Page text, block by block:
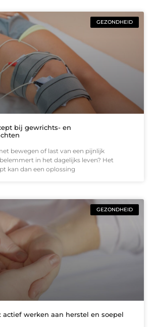
GEZONDHEID
bij gewrichts- en
bewegen of last van een pijnlijk
in het dagelijks leven? Het
kan dan een oplossing
GEZONDHEID
actief werken aan herstel en soepel